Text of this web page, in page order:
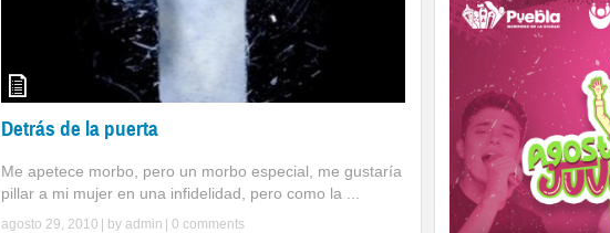
Detrás de la puerta
Me apetece morbo, pero un morbo especial, me gustaría
pillar a mi mujer en una infidelidad, pero como la ...
agosto 29, 2010 | byadmin | 0 comments